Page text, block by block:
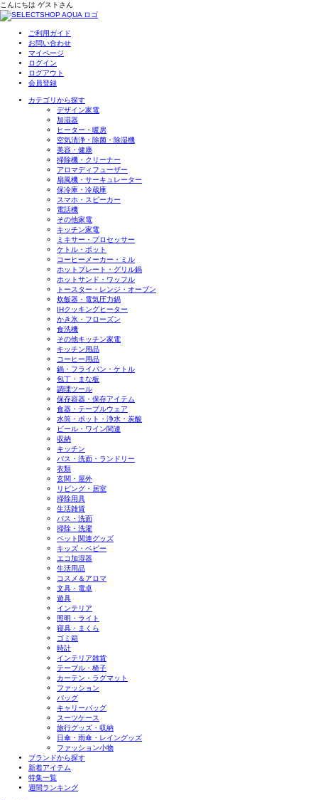
こんにちは ゲスト さん
ご利用ガイド
お問い合わせ
マイページ
ログイン
ログアウト
会員登録
カテゴリから探す
デザイン家電
加湿器
ヒーター・暖房
空気清浄・除菌・除湿機
美容・健康
掃除機・クリーナー
アロマディフューザー
扇風機・サーキュレーター
保冷庫・冷蔵庫
スマホ・スピーカー
電話機
その他家電
キッチン家電
ミキサー・プロセッサー
ケトル・ポット
コーヒーメーカー・ミル
ホットプレート・グリル鍋
ホットサンド・ワッフル
トースター・レンジ・オーブン
炊飯器・電気圧力鍋
IHクッキングヒーター
かき氷・フローズン
食洗機
その他キッチン家電
キッチン用品
コーヒー用品
鍋・フライパン・ケトル
包丁・まな板
調理ツール
保存容器・保存アイテム
食器・テーブルウェア
水筒・ポット・浄水・炭酸
ビール・ワイン関連
収納
キッチン
バス・洗面・ランドリー
衣類
玄関・屋外
リビング・居室
掃除用具
生活雑貨
バス・洗面
掃除・洗濯
ペット関連グッズ
キッズ・ベビー
エコ加湿器
生活用品
コスメ＆アロマ
文具・電卓
遊具
インテリア
照明・ライト
寝具・まくら
ゴミ箱
時計
インテリア雑貨
テーブル・椅子
カーテン・ラグマット
ファッション
バッグ
キャリーバッグ
スーツケース
旅行グッズ・収納
日傘・雨傘・レイングッズ
ファッション小物
ブランドから探す
新着アイテム
特集一覧
週間ランキング